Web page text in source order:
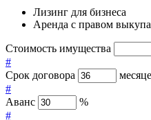
Лизинг для бизнеса
Аренда с правом выкупа
Стоимость имущества
#
Срок договора
#
Аванс
%
#